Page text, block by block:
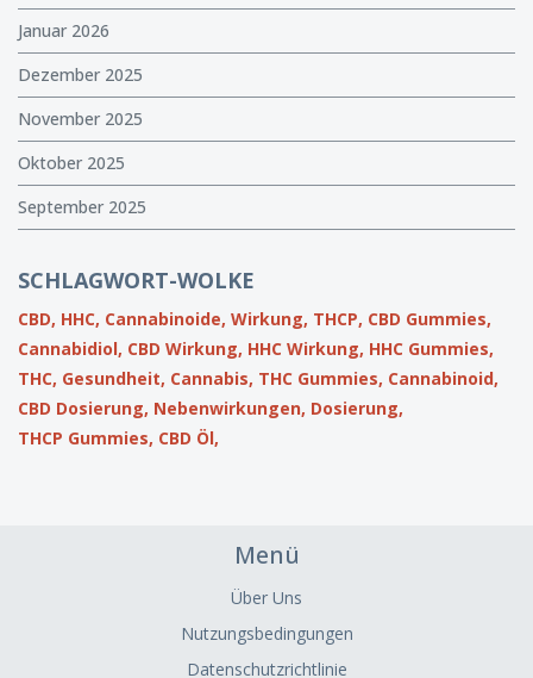
Januar 2026
Dezember 2025
November 2025
Oktober 2025
September 2025
SCHLAGWORT-WOLKE
CBD, HHC, Cannabinoide, Wirkung, THCP, CBD Gummies,
Cannabidiol, CBD Wirkung, HHC Wirkung, HHC Gummies,
THC, Gesundheit, Cannabis, THC Gummies, Cannabinoid,
CBD Dosierung, Nebenwirkungen, Dosierung,
THCP Gummies, CBD Öl,
Menü
Über Uns
Nutzungsbedingungen
Datenschutzrichtlinie